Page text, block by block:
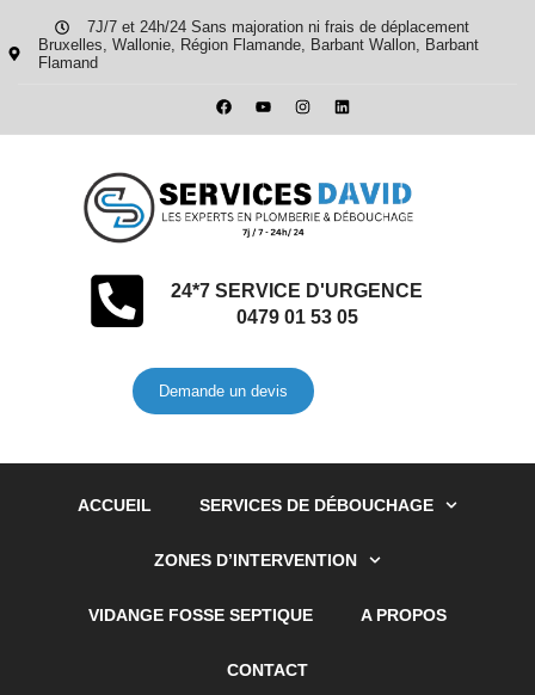
7J/7 et 24h/24 Sans majoration ni frais de déplacement
Bruxelles, Wallonie, Région Flamande, Barbant Wallon, Barbant
Flamand
24*7 SERVICE D'URGENCE
0479 01 53 05
Demande un devis
ACCUEIL SERVICES DE DÉBOUCHAGE
ZONES D’INTERVENTION
VIDANGE FOSSE SEPTIQUE A PROPOS
CONTACT